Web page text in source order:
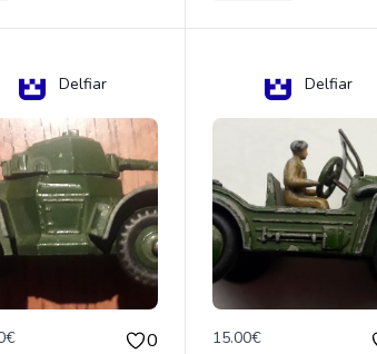
Delfiar
0
Delfiar
15.00€